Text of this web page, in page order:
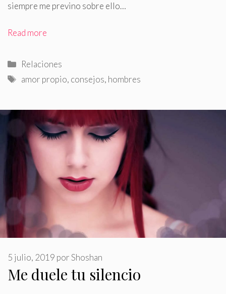
siempre me previno sobre ello…
Read more
Categorías
Relaciones
Etiquetas
amor propio, consejos, hombres
Me duele tu silencio
5 julio, 2019 porShoshan